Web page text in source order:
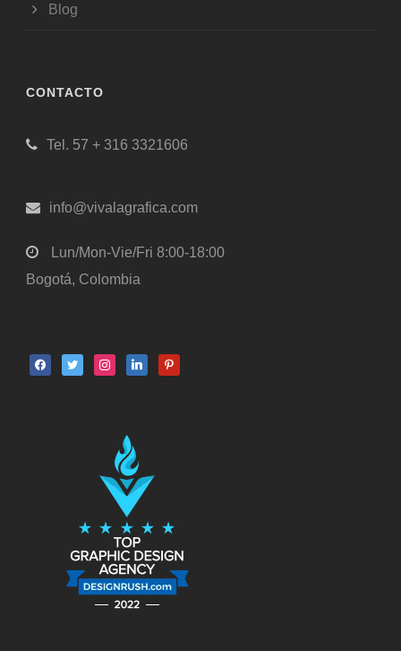
Blog
CONTACTO
Tel. 57 + 316 3321606
info@vivalagrafica.com
Lun/Mon-Vie/Fri 8:00-18:00
Bogotá, Colombia
facebooktwitter instagramlinkedinpinterest